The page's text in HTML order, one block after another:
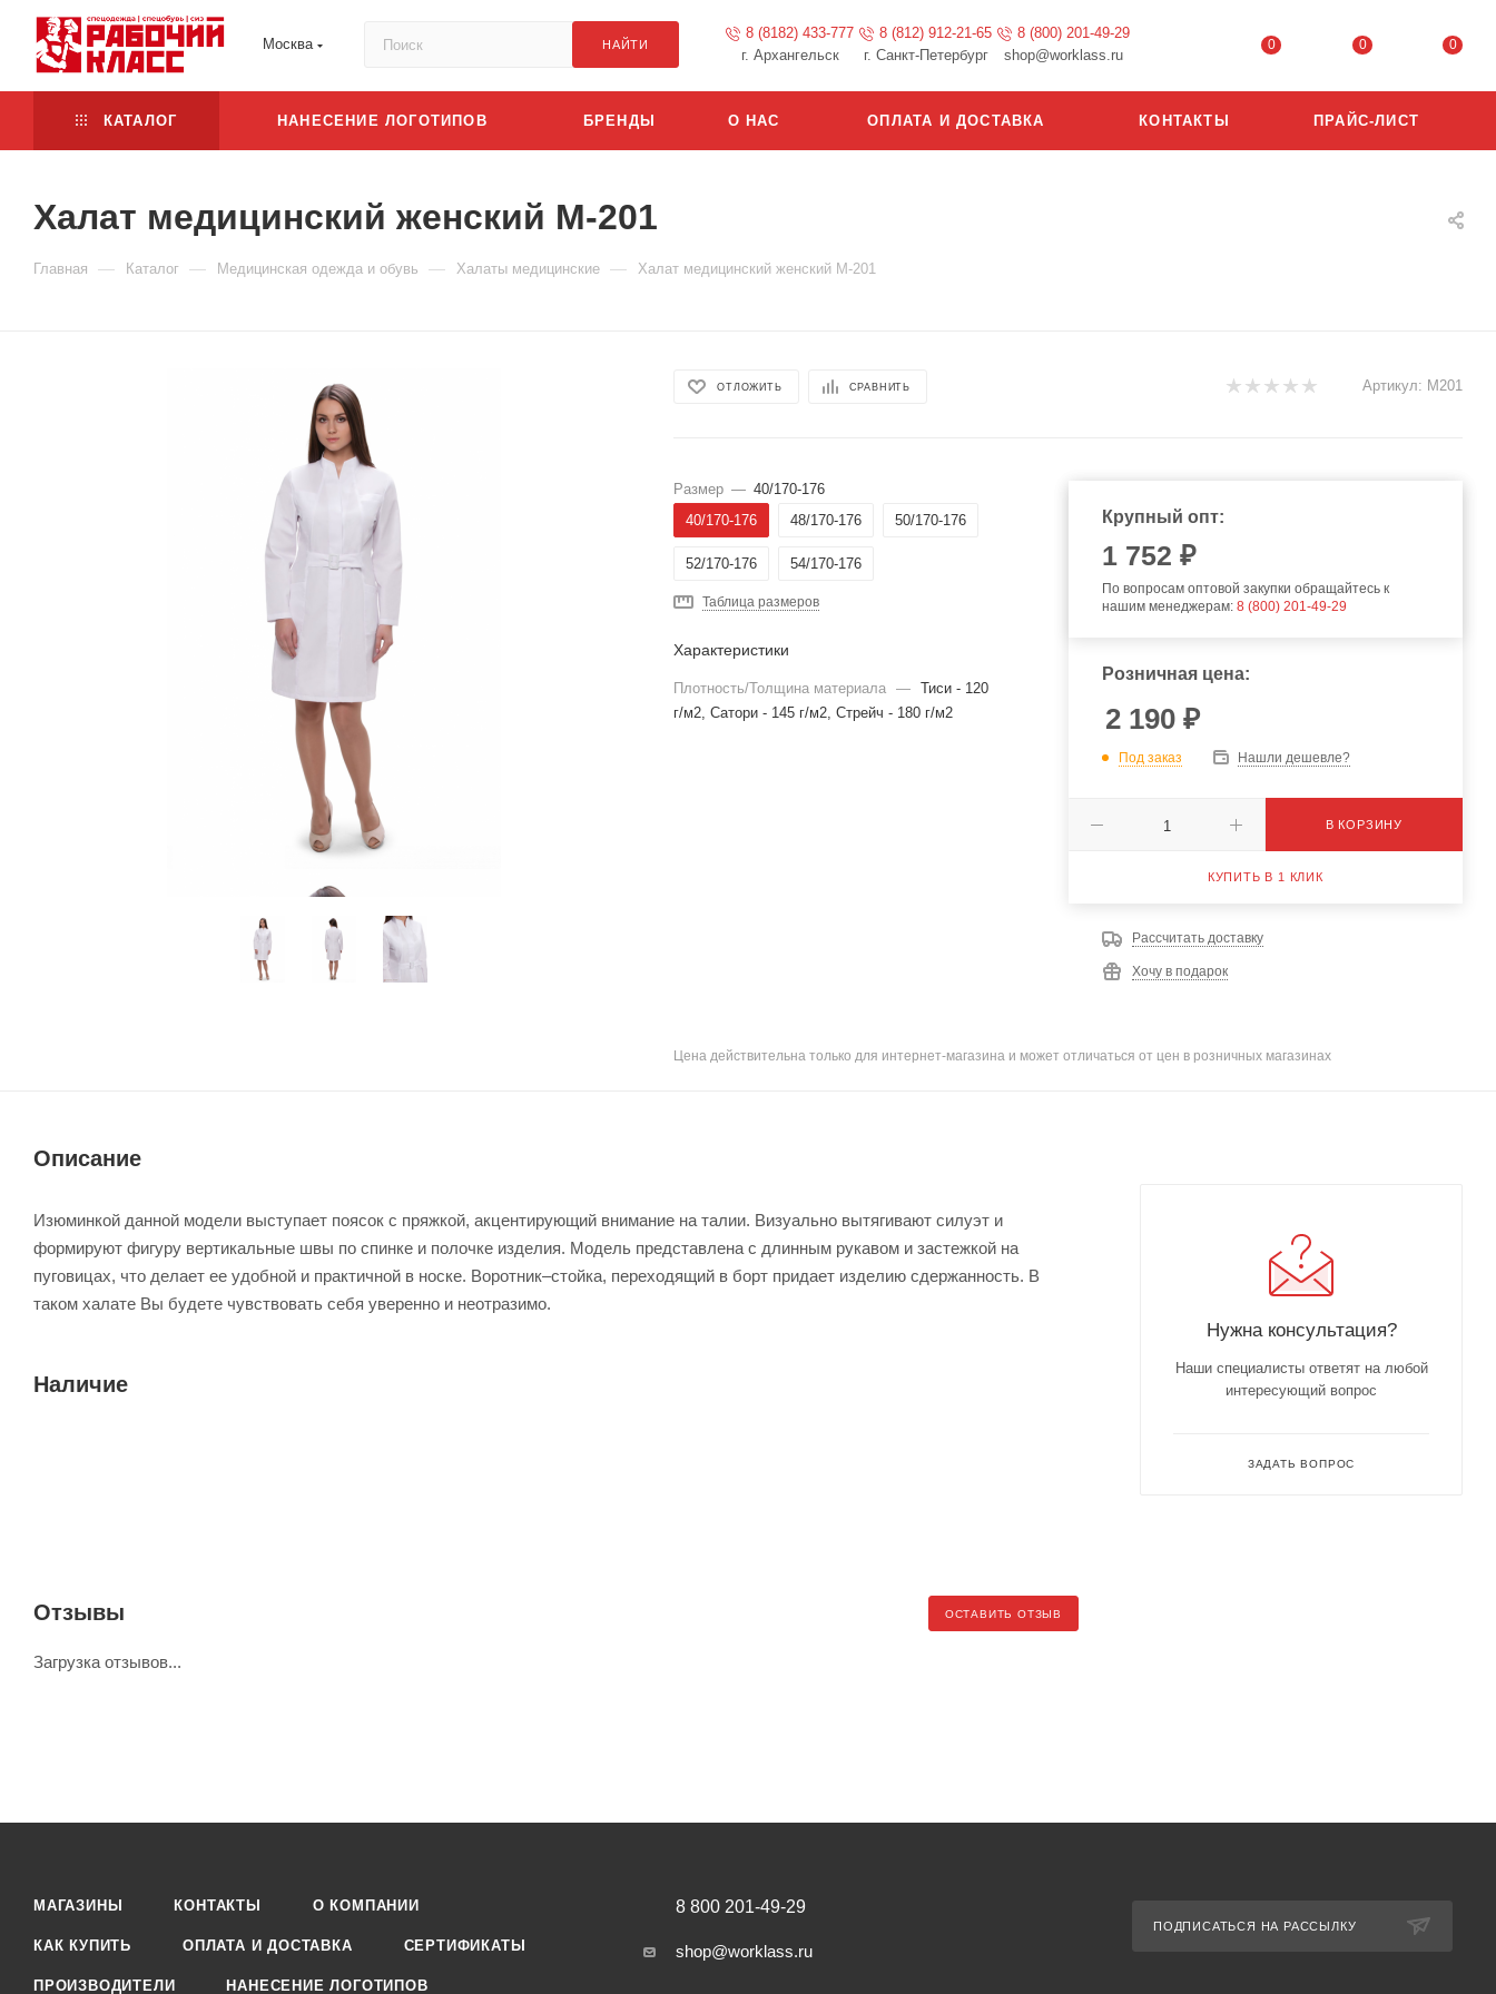
Москва НАЙТИ
8 (8182) 433-777
г. Архангельск
8 (812) 912-21-65
г. Санкт-Петербург
8 (800) 201-49-29
shop@worklass.ru
0 0 0
КАТАЛОГ НАНЕСЕНИЕ ЛОГОТИПОВ БРЕНДЫ О НАС ОПЛАТА И ДОСТАВКА КОНТАКТЫ ПРАЙС-ЛИСТ
Халат медицинский женский М-201
Главная — Каталог — Медицинская одежда и обувь — Халаты медицинские — Халат медицинский женский М-201
ОТЛОЖИТЬ СРАВНИТЬ Артикул: М201
Размер — 40/170-176
40/170-176
48/170-176 50/170-176
52/170-176 54/170-176
Таблица размеров
Характеристики
Плотность/Толщина материала —
Тиси - 120
г/м2, Сатори - 145 г/м2, Стрейч - 180 г/м2
Крупный опт:
1 752 ₽
По вопросам оптовой закупки обращайтесь к
нашим менеджерам: 8 (800) 201-49-29
Розничная цена:
2 190₽
Под заказ Нашли дешевле?
В КОРЗИНУ
КУПИТЬ В 1 КЛИК
Рассчитать доставку
Хочу в подарок
Цена действительна только для интернет-магазина и может отличаться от цен в розничных магазинах
Описание
Изюминкой данной модели выступает поясок с пряжкой, акцентирующий внимание на талии. Визуально вытягивают силуэт и
формируют фигуру вертикальные швы по спинке и полочке изделия. Модель представлена с длинным рукавом и застежкой на
пуговицах, что делает ее удобной и практичной в носке. Воротник–стойка, переходящий в борт придает изделию сдержанность. В
таком халате Вы будете чувствовать себя уверенно и неотразимо.
Наличие
Отзывы ОСТАВИТЬ ОТЗЫВ
Загрузка отзывов...
Нужна консультация?
Наши специалисты ответят на любой
интересующий вопрос
ЗАДАТЬ ВОПРОС
МАГАЗИНЫ КОНТАКТЫ О КОМПАНИИ
КАК КУПИТЬ ОПЛАТА И ДОСТАВКА СЕРТИФИКАТЫ
ПРОИЗВОДИТЕЛИ НАНЕСЕНИЕ ЛОГОТИПОВ
8 800 201-49-29
shop@worklass.ru
ПОДПИСАТЬСЯ НА РАССЫЛКУ